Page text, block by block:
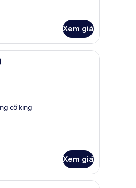
Xem giá
màn/rèm cản sáng
1 phòng ngủ, két bảo mật tại phòng, bàn,
cỡ king
Xem giá